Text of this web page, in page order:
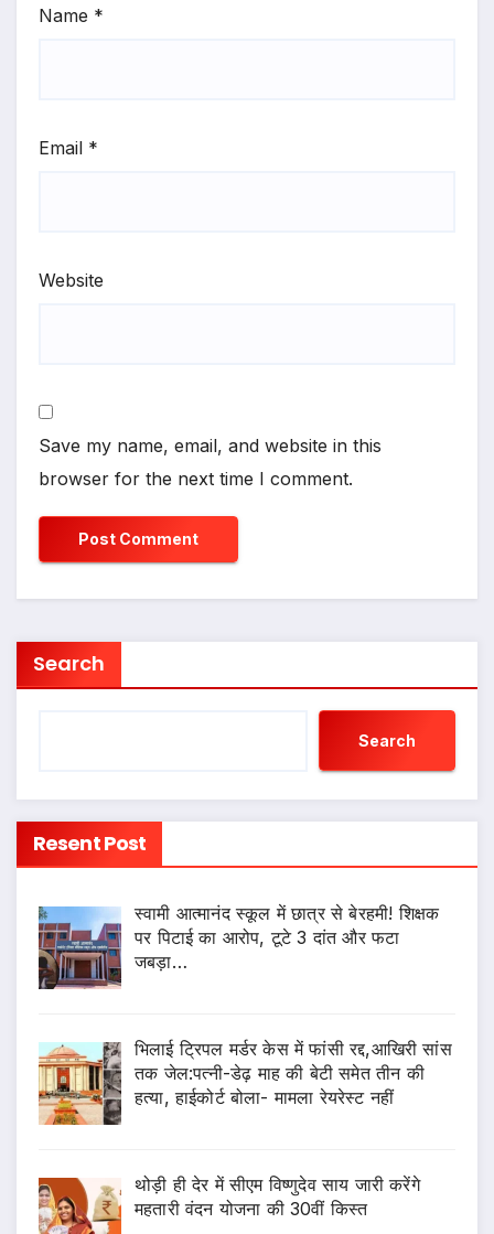
Name *
Email *
Website
Save my name, email, and website in this
browser for the next time I comment.
Search
Search
Resent Post
स्वामी आत्मानंद स्कूल में छात्र से बेरहमी! शिक्षक
पर पिटाई का आरोप, टूटे 3 दांत और फटा
जबड़ा…
भिलाई ट्रिपल मर्डर केस में फांसी रद्द,आखिरी सांस
तक जेल:पत्नी-डेढ़ माह की बेटी समेत तीन की
हत्या, हाईकोर्ट बोला- मामला रेयरेस्ट नहीं
थोड़ी ही देर में सीएम विष्णुदेव साय जारी करेंगे
महतारी वंदन योजना की 30वीं किस्त